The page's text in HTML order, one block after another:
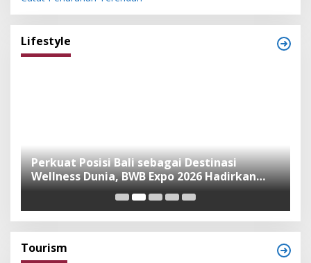
Lifestyle
Perkuat Posisi Bali sebagai Destinasi
Wellness Dunia, BWB Expo 2026 Hadirkan
Exhibitor Nasional dan Global
Tourism